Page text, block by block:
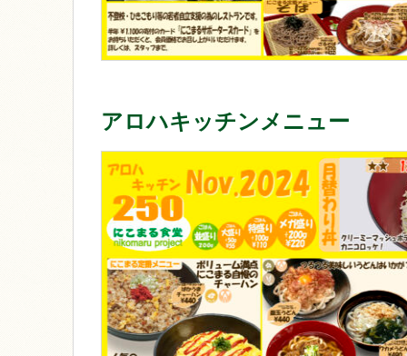
アロハキッチンメニュー